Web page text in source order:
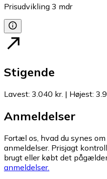
Prisudvikling 3 mdr
Stigende
Lavest: 3.040 kr. | Højest:
Anmeldelser
Fortæl os, hvad du synes
anmeldelser. Prisjagt
brugt eller købt det
anmeldelser.